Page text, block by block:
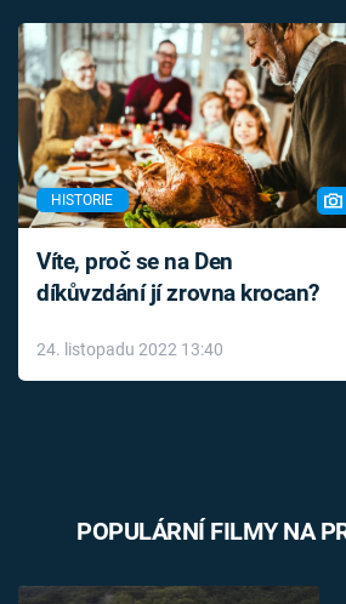
HISTORIE
Víte, proč se na Den
díkůvzdání jí zrovna krocan?
24. listopadu 2022 13:40
POPULÁRNÍ FILMY NA